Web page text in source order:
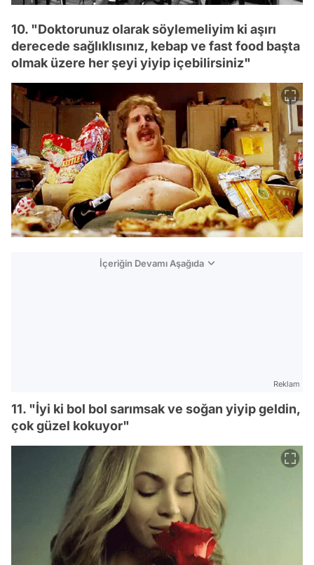
10. "Doktorunuz olarak söylemeliyim ki aşırı
derecede sağlıklısınız, kebap ve fast food başta
olmak üzere her şeyi yiyip içebilirsiniz"
İçeriğin Devamı Aşağıda
Reklam
11. "İyi ki bol bol sarımsak ve soğan yiyip geldin,
çok güzel kokuyor"